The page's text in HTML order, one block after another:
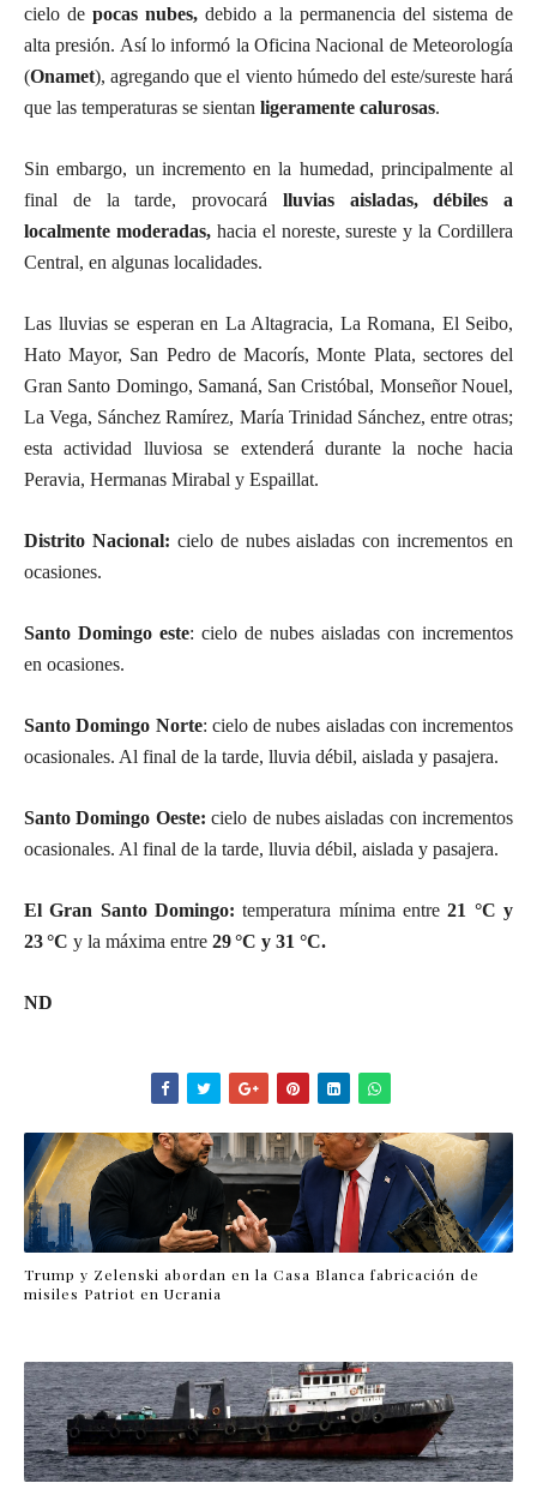
cielo de pocas nubes, debido a la permanencia del sistema de
alta presión. Así lo informó la Oficina Nacional de Meteorología
(Onamet), agregando que el viento húmedo del este/sureste hará
que las temperaturas se sientan ligeramente calurosas.
Sin embargo, un incremento en la humedad, principalmente al
final de la tarde, provocará lluvias aisladas, débiles a
localmente moderadas,hacia el noreste, sureste y la Cordillera
Central, en algunas localidades.
Las lluvias se esperan en La Altagracia, La Romana, El Seibo,
Hato Mayor, San Pedro de Macorís, Monte Plata, sectores del
Gran Santo Domingo, Samaná, San Cristóbal, Monseñor Nouel,
La Vega, Sánchez Ramírez, María Trinidad Sánchez, entre otras;
esta actividad lluviosa se extenderá durante la noche hacia
Peravia, Hermanas Mirabal y Espaillat.
Distrito Nacional: cielo de nubes aisladas con incrementos en
ocasiones.
Santo Domingo este: cielo de nubes aisladas con incrementos
en ocasiones.
Santo Domingo Norte: cielo de nubes aisladas con incrementos
ocasionales. Al final de la tarde, lluvia débil, aislada y pasajera.
Santo Domingo Oeste: cielo de nubes aisladas con incrementos
ocasionales. Al final de la tarde, lluvia débil, aislada y pasajera.
El Gran Santo Domingo: temperatura mínima entre21 °C y
23 °C y la máxima entre 29 °C y 31 °C.
ND
Trump y Zelenski abordan en la Casa Blanca fabricación de
misiles Patriot en Ucrania